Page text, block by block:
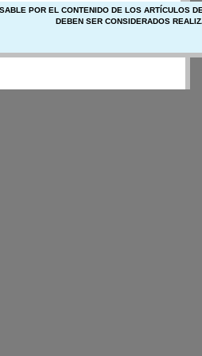
POR EL CONTENIDO DE LOS ARTÍCULOS
DEBEN SER CONSIDERADOS